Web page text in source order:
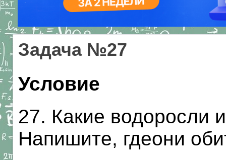
Задача №27
Условие
27. Какие водоросли
Напишите, гдеони